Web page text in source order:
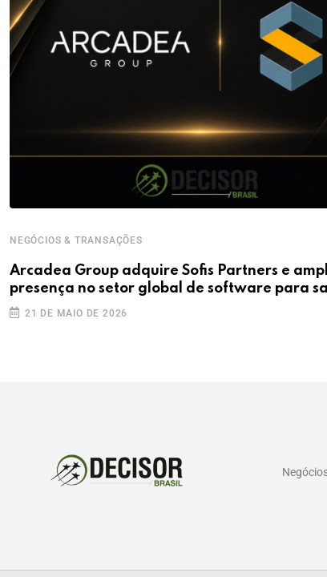
NEGÓCIOS & TRANSAÇÕES
Arcadea Group adquire Sofis Partners e
presença no setor global de software para
21 DE MAIO DE 2026